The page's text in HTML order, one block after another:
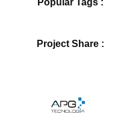
Project Share :